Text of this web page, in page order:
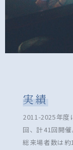
実績
2011-2025年度
回、計41回開催
総来場者数は約